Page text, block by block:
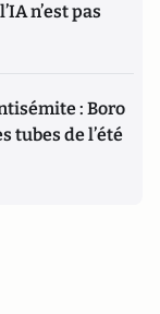
n’est pas
: Boro
tubes de l’été